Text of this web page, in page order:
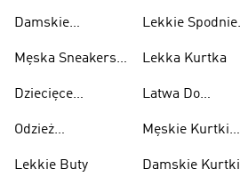
Damskie
Przewiewne
Męska Sneakersy
Dziecięce
Przewiewne
Odzież
Lekkie Buty
Lekkie Spodnie
Lekka Kurtka
Latwa Do
Kurtki
Męskie Kurtki
Damskie Kurtki